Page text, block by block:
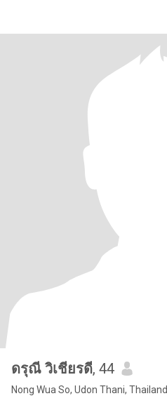
ดรุณี วิเชียรดี, 44
Nong Wua So, Udon Thani, Thailand